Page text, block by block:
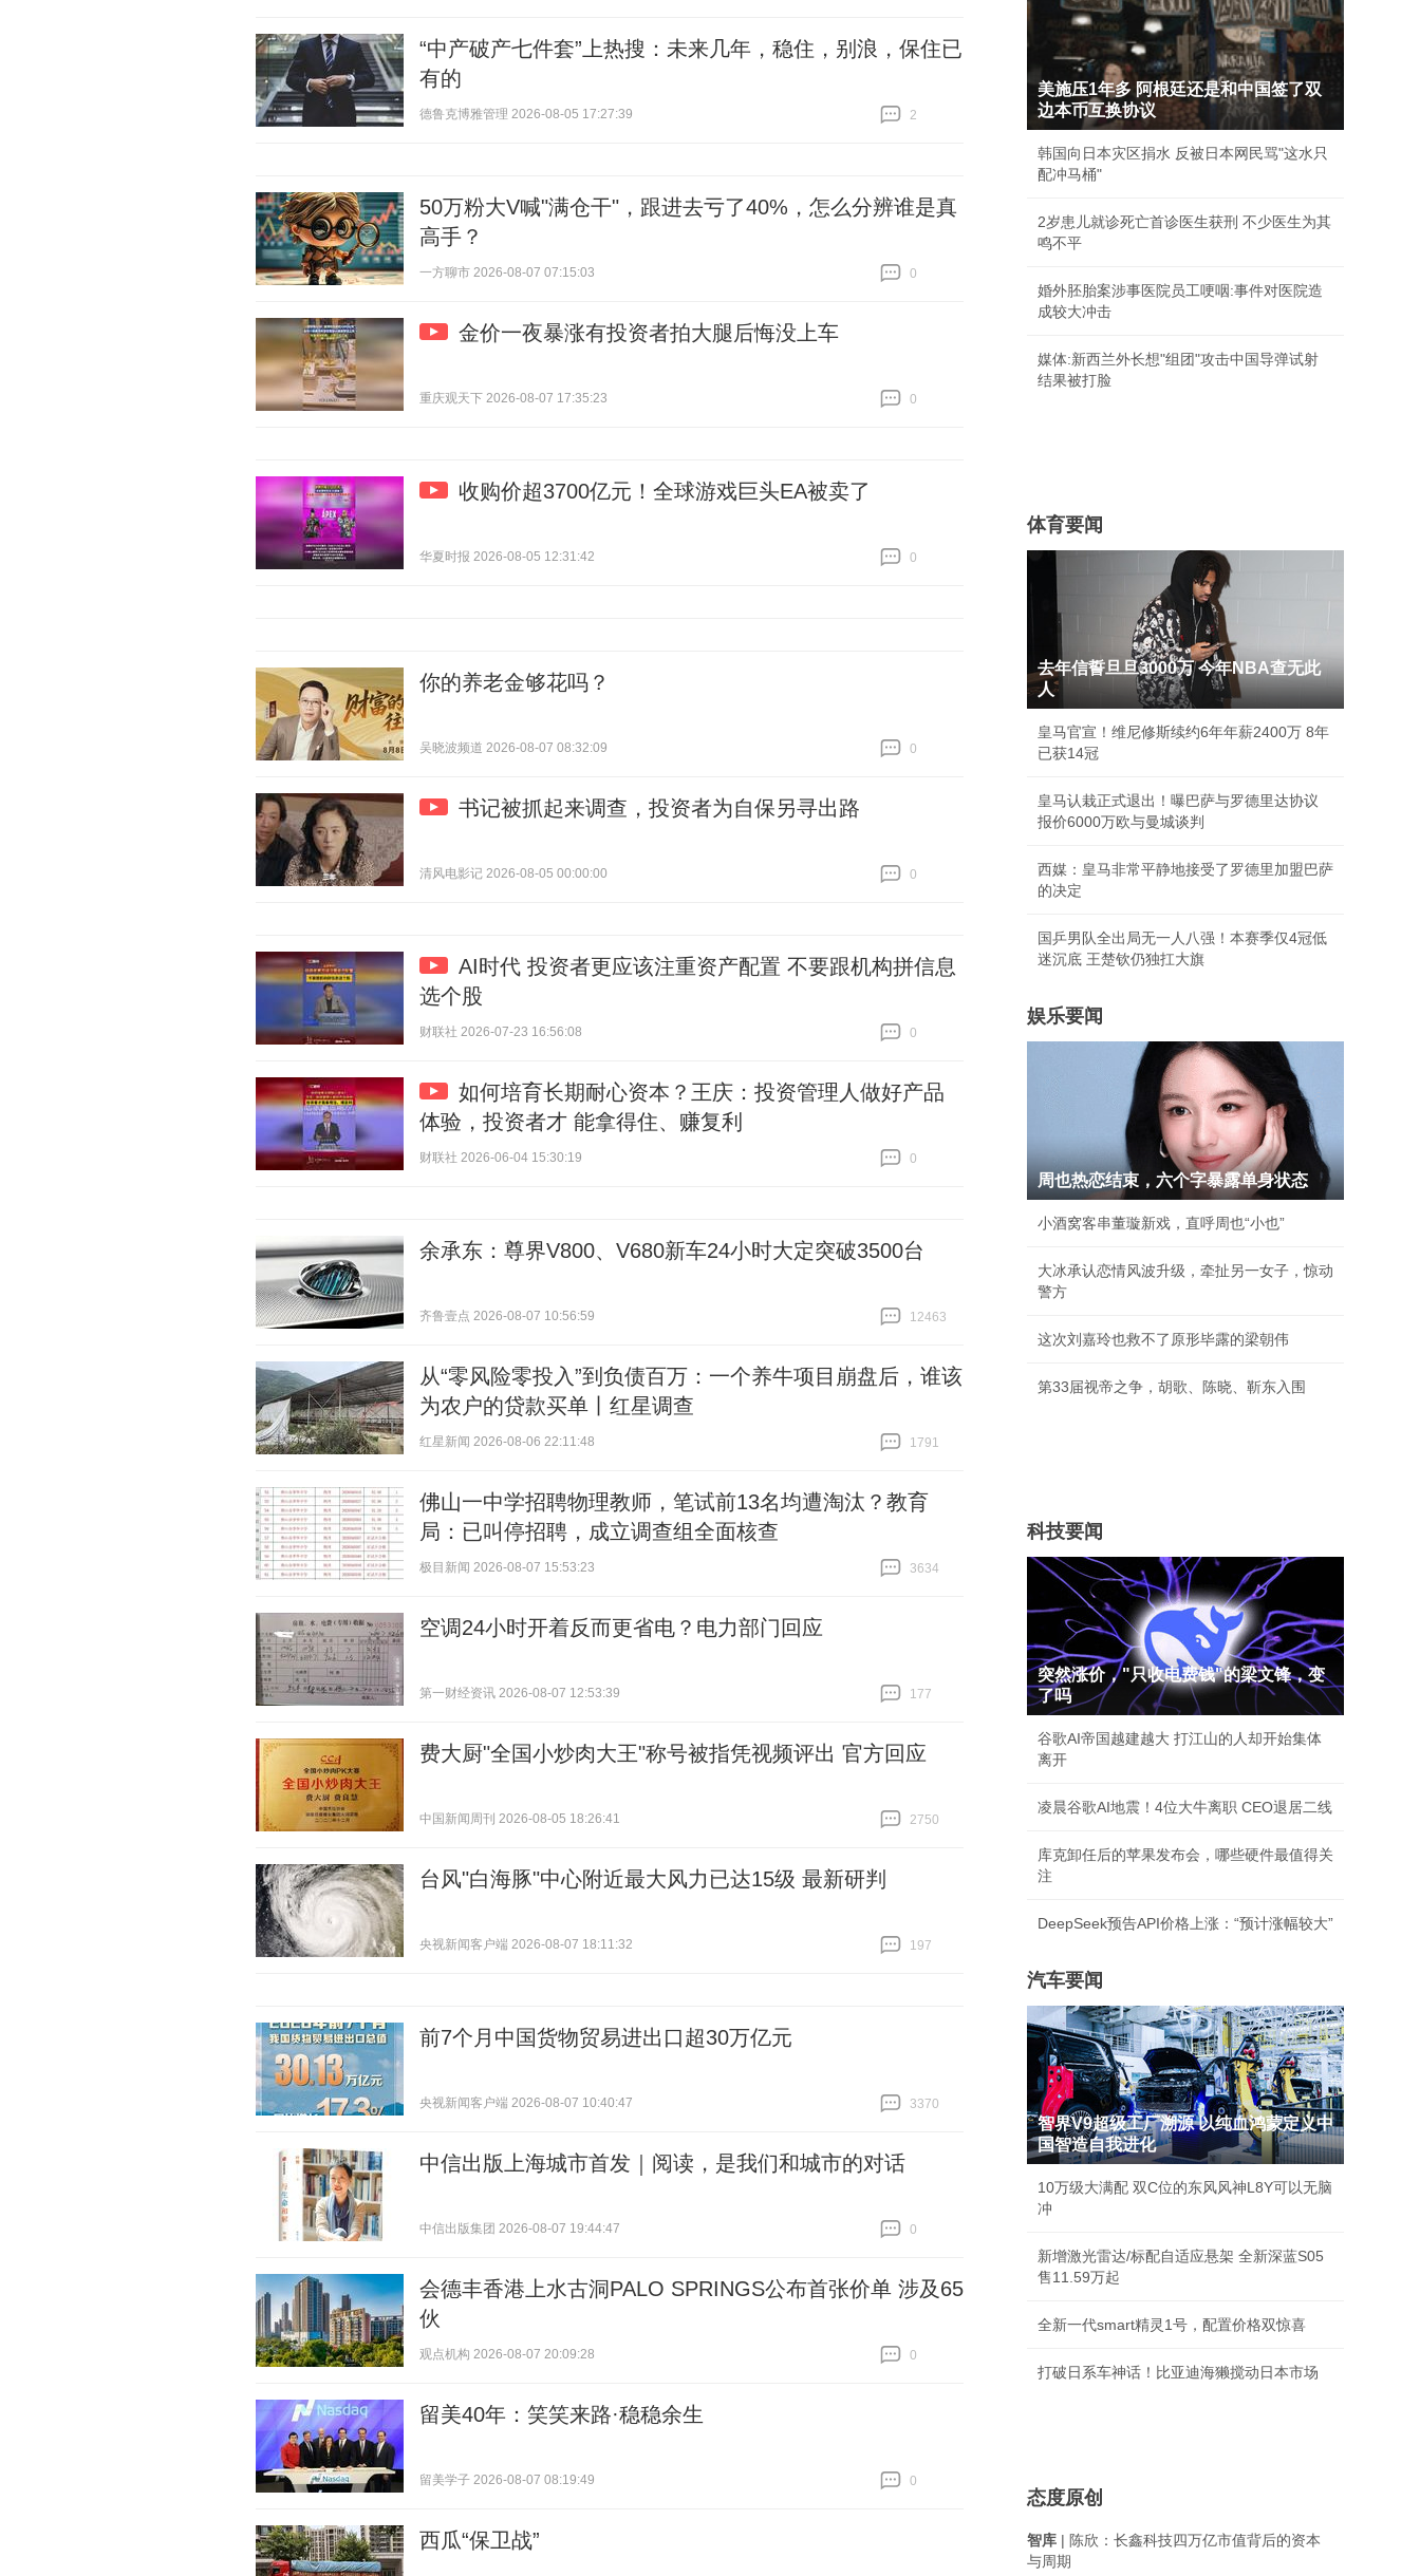
“中产破产七件套”上热搜：未来几年，稳住，别浪，保住已
有的
德鲁克博雅管理 2026-08-05 17:27:39
2
50万粉大V喊"满仓干"，跟进去亏了40%，怎么分辨谁是真
高手？
一方聊市 2026-08-07 07:15:03
0
金价一夜暴涨有投资者拍大腿后悔没上车
重庆观天下 2026-08-07 17:35:23
0
收购价超3700亿元！全球游戏巨头EA被卖了
华夏时报 2026-08-05 12:31:42
0
你的养老金够花吗？
吴晓波频道 2026-08-07 08:32:09
0
书记被抓起来调查，投资者为自保另寻出路
清风电影记 2026-08-05 00:00:00
0
AI时代 投资者更应该注重资产配置 不要跟机构拼信息
选个股
财联社 2026-07-23 16:56:08
0
如何培育长期耐心资本？王庆：投资管理人做好产品
体验，投资者才 能拿得住、赚复利
财联社 2026-06-04 15:30:19
0
余承东：尊界V800、V680新车24小时大定突破3500台
齐鲁壹点 2026-08-07 10:56:59
12463
从“零风险零投入”到负债百万：一个养牛项目崩盘后，谁该
为农户的贷款买单丨红星调查
红星新闻 2026-08-06 22:11:48
1791
佛山一中学招聘物理教师，笔试前13名均遭淘汰？教育
局：已叫停招聘，成立调查组全面核查
极目新闻 2026-08-07 15:53:23
3634
空调24小时开着反而更省电？电力部门回应
第一财经资讯 2026-08-07 12:53:39
177
费大厨"全国小炒肉大王"称号被指凭视频评出 官方回应
中国新闻周刊 2026-08-05 18:26:41
2750
台风"白海豚"中心附近最大风力已达15级 最新研判
央视新闻客户端 2026-08-07 18:11:32
197
前7个月中国货物贸易进出口超30万亿元
央视新闻客户端 2026-08-07 10:40:47
3370
中信出版上海城市首发｜阅读，是我们和城市的对话
中信出版集团 2026-08-07 19:44:47
0
会德丰香港上水古洞PALO SPRINGS公布首张价单 涉及65
伙
观点机构 2026-08-07 20:09:28
0
留美40年：笑笑来路·稳稳余生
留美学子 2026-08-07 08:19:49
0
西瓜“保卫战”
美施压1年多 阿根廷还是和中国签了双
边本币互换协议
韩国向日本灾区捐水 反被日本网民骂"这水只
配冲马桶"
2岁患儿就诊死亡首诊医生获刑 不少医生为其
鸣不平
婚外胚胎案涉事医院员工哽咽:事件对医院造
成较大冲击
媒体:新西兰外长想"组团"攻击中国导弹试射
结果被打脸
体育要闻
去年信誓旦旦3000万 今年NBA查无此
人
皇马官宣！维尼修斯续约6年年薪2400万 8年
已获14冠
皇马认栽正式退出！曝巴萨与罗德里达协议
报价6000万欧与曼城谈判
西媒：皇马非常平静地接受了罗德里加盟巴萨
的决定
国乒男队全出局无一人八强！本赛季仅4冠低
迷沉底 王楚钦仍独扛大旗
娱乐要闻
周也热恋结束，六个字暴露单身状态
小酒窝客串董璇新戏，直呼周也“小也”
大冰承认恋情风波升级，牵扯另一女子，惊动
警方
这次刘嘉玲也救不了原形毕露的梁朝伟
第33届视帝之争，胡歌、陈晓、靳东入围
科技要闻
突然涨价，"只收电费钱"的梁文锋，变
了吗
谷歌AI帝国越建越大 打江山的人却开始集体
离开
凌晨谷歌AI地震！4位大牛离职 CEO退居二线
库克卸任后的苹果发布会，哪些硬件最值得关
注
DeepSeek预告API价格上涨：“预计涨幅较大”
汽车要闻
智界V9超级工厂溯源 以纯血鸿蒙定义中
国智造自我进化
10万级大满配 双C位的东风风神L8Y可以无脑
冲
新增激光雷达/标配自适应悬架 全新深蓝S05
售11.59万起
全新一代smart精灵1号，配置价格双惊喜
打破日系车神话！比亚迪海獭搅动日本市场
态度原创
智库 | 陈欣：长鑫科技四万亿市值背后的资本
与周期